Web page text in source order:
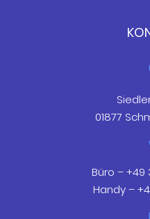
01877
Büro – +49
Handy –